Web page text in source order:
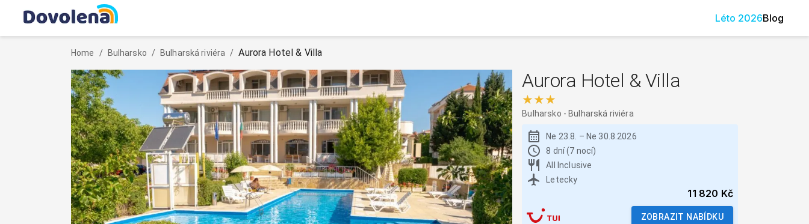
Léto 2026Blog
Home / Bulharsko / Bulharská riviéra / Aurora Hotel & Villa
Aurora Hotel & Villa
★★★
Bulharsko - Bulharská riviéra
Ne 23.8. – Ne 30.8.2026
8 dní (7 nocí)
All Inclusive
Letecky
11 820 Kč
ZOBRAZIT NABÍDKU